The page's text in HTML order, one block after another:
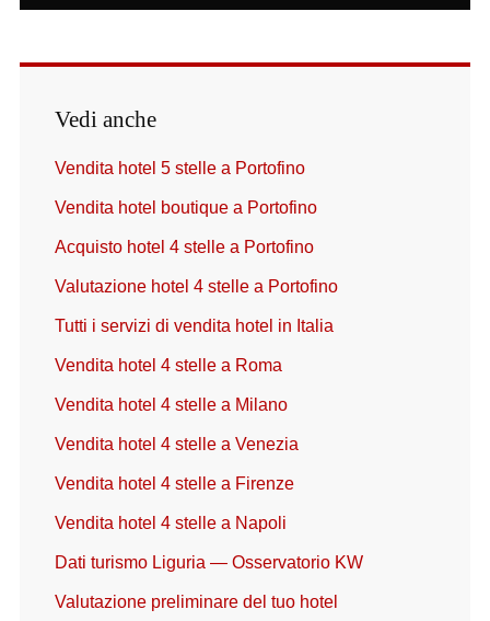
Vedi anche
Vendita hotel 5 stelle a Portofino
Vendita hotel boutique a Portofino
Acquisto hotel 4 stelle a Portofino
Valutazione hotel 4 stelle a Portofino
Tutti i servizi di vendita hotel in Italia
Vendita hotel 4 stelle a Roma
Vendita hotel 4 stelle a Milano
Vendita hotel 4 stelle a Venezia
Vendita hotel 4 stelle a Firenze
Vendita hotel 4 stelle a Napoli
Dati turismo Liguria — Osservatorio KW
Valutazione preliminare del tuo hotel